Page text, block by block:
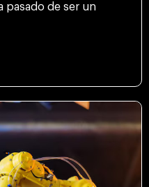
pasado de ser un